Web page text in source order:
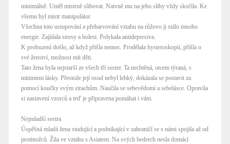
minimálně. Uměl mistrně slibovat. Naivně mu na jeho sliby vždy skočila. Ke
všemu byl mistr manipulátor.
Všechna toto ustupování a přebarvování vztahu na růžovo ji stálo mnoho
energie. Zajídala stresy a bolest. Polykala antidepresiva.
K probuzení došlo, až když přišla nemoc. Prodělala hysteroskopii, přišla o
své ženství, možnost mít děti.
Tato žena byla nejstarší ze všech tří sester. Ta nechtěná, otcem týraná, s
minimem lásky. Přestože její osud nebyl lehký, dokázala se postavit za
pomocí koučky svým strachům. Naučila se sebevědomí a sebelásce. Opravila
si nastavení vzorců a teď je připravena pomáhat i vám.
Nejmladší sestra
Úspěšná mladá žena studující a podnikající v zahraničí se s námi spojila až od
protinožců. Žila ve vztahu s Asiatem. Na svých bedrech nesla domácí